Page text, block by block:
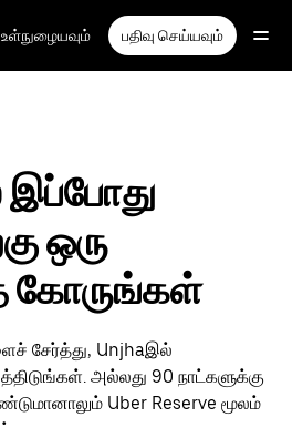
உள்நுழையவும் பதிவு செய்யவும்
ஒரு
சேர்த்து, Unjhaஇல்
அல்லது 90 நாட்களுக்கு
Uber Reserve மூலம்